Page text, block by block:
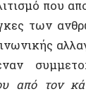
του με τις
εργαλείο για
την κατοικία